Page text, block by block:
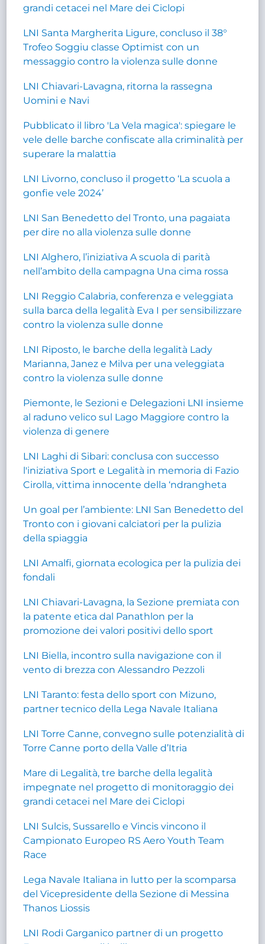
grandi cetacei nel Mare dei Ciclopi
LNI Santa Margherita Ligure, concluso il 38°
Trofeo Soggiu classe Optimist con un
messaggio contro la violenza sulle donne
LNI Chiavari-Lavagna, ritorna la rassegna
Uomini e Navi
Pubblicato il libro 'La Vela magica': spiegare le
vele delle barche confiscate alla criminalità per
superare la malattia
LNI Livorno, concluso il progetto ‘La scuola a
gonfie vele 2024’
LNI San Benedetto del Tronto, una pagaiata
per dire no alla violenza sulle donne
LNI Alghero, l’iniziativa A scuola di parità
nell’ambito della campagna Una cima rossa
LNI Reggio Calabria, conferenza e veleggiata
sulla barca della legalità Eva I per sensibilizzare
contro la violenza sulle donne
LNI Riposto, le barche della legalità Lady
Marianna, Janez e Milva per una veleggiata
contro la violenza sulle donne
Piemonte, le Sezioni e Delegazioni LNI insieme
al raduno velico sul Lago Maggiore contro la
violenza di genere
LNI Laghi di Sibari: conclusa con successo
l'iniziativa Sport e Legalità in memoria di Fazio
Cirolla, vittima innocente della ‘ndrangheta
Un goal per l’ambiente: LNI San Benedetto del
Tronto con i giovani calciatori per la pulizia
della spiaggia
LNI Amalfi, giornata ecologica per la pulizia dei
fondali
LNI Chiavari-Lavagna, la Sezione premiata con
la patente etica dal Panathlon per la
promozione dei valori positivi dello sport
LNI Biella, incontro sulla navigazione con il
vento di brezza con Alessandro Pezzoli
LNI Taranto: festa dello sport con Mizuno,
partner tecnico della Lega Navale Italiana
LNI Torre Canne, convegno sulle potenzialità di
Torre Canne porto della Valle d’Itria
Mare di Legalità, tre barche della legalità
impegnate nel progetto di monitoraggio dei
grandi cetacei nel Mare dei Ciclopi
LNI Sulcis, Sussarello e Vincis vincono il
Campionato Europeo RS Aero Youth Team
Race
Lega Navale Italiana in lutto per la scomparsa
del Vicepresidente della Sezione di Messina
Thanos Liossis
LNI Rodi Garganico partner di un progetto